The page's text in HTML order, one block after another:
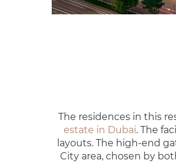
The residences in this
estate in Dubai. The
layouts. The high-end
City area, chosen by